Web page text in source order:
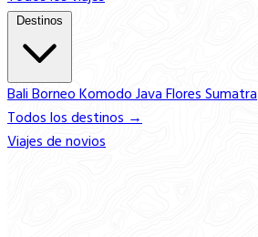
BaliBorneoKomodoJavaFloresSumatra
Todos los destinos →
Viajes de novios